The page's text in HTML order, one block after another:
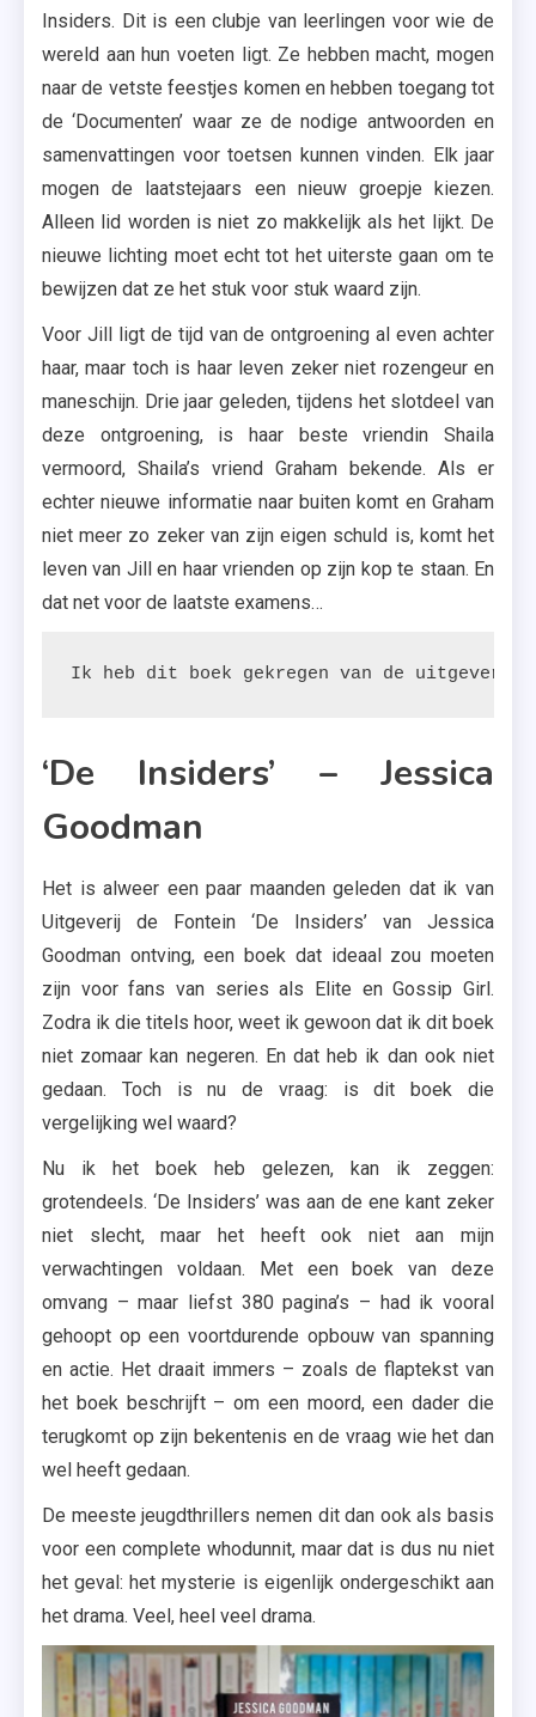
Insiders. Dit is een clubje van leerlingen voor wie de
wereld aan hun voeten ligt. Ze hebben macht, mogen
naar de vetste feestjes komen en hebben toegang tot
de ‘Documenten’ waar ze de nodige antwoorden en
samenvattingen voor toetsen kunnen vinden. Elk jaar
mogen de laatstejaars een nieuw groepje kiezen.
Alleen lid worden is niet zo makkelijk als het lijkt. De
nieuwe lichting moet echt tot het uiterste gaan om te
bewijzen dat ze het stuk voor stuk waard zijn.
Voor Jill ligt de tijd van de ontgroening al even achter
haar, maar toch is haar leven zeker niet rozengeur en
maneschijn. Drie jaar geleden, tijdens het slotdeel van
deze ontgroening, is haar beste vriendin Shaila
vermoord, Shaila’s vriend Graham bekende. Als er
echter nieuwe informatie naar buiten komt en Graham
niet meer zo zeker van zijn eigen schuld is, komt het
leven van Jill en haar vrienden op zijn kop te staan. En
dat net voor de laatste examens…
Ik heb dit boek gekregen van de
‘De Insiders’ – Jessica
Goodman
Het is alweer een paar maanden geleden dat ik van
Uitgeverij de Fontein ‘De Insiders’ van Jessica
Goodman ontving, een boek dat ideaal zou moeten
zijn voor fans van series als Elite en Gossip Girl.
Zodra ik die titels hoor, weet ik gewoon dat ik dit boek
niet zomaar kan negeren. En dat heb ik dan ook niet
gedaan. Toch is nu de vraag: is dit boek die
vergelijking wel waard?
Nu ik het boek heb gelezen, kan ik zeggen:
grotendeels. ‘De Insiders’ was aan de ene kant zeker
niet slecht, maar het heeft ook niet aan mijn
verwachtingen voldaan. Met een boek van deze
omvang – maar liefst 380 pagina’s – had ik vooral
gehoopt op een voortdurende opbouw van spanning
en actie. Het draait immers – zoals de flaptekst van
het boek beschrijft – om een moord, een dader die
terugkomt op zijn bekentenis en de vraag wie het dan
wel heeft gedaan.
De meeste jeugdthrillers nemen dit dan ook als basis
voor een complete whodunnit, maar dat is dus nu niet
het geval: het mysterie is eigenlijk ondergeschikt aan
het drama. Veel, heel veel drama.